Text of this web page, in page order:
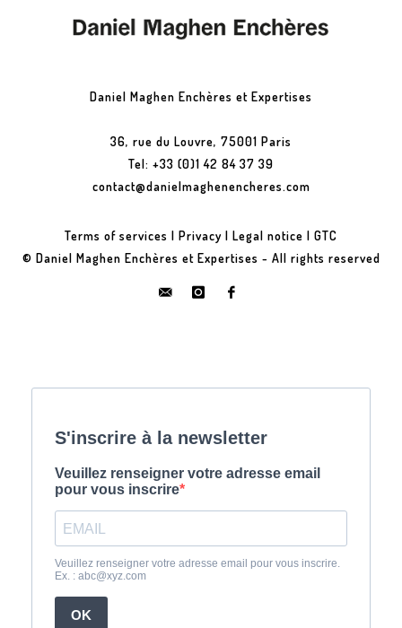
Daniel Maghen Enchères et Expertises
36, rue du Louvre, 75001 Paris
Tel: +33 (0)1 42 84 37 39
contact@danielmaghenencheres.com
Terms of services | Privacy | Legal notice | GTC
© Daniel Maghen Enchères et Expertises - All rights reserved